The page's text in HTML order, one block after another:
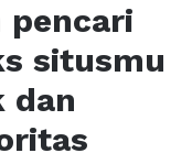
pencari
situsmu
dan